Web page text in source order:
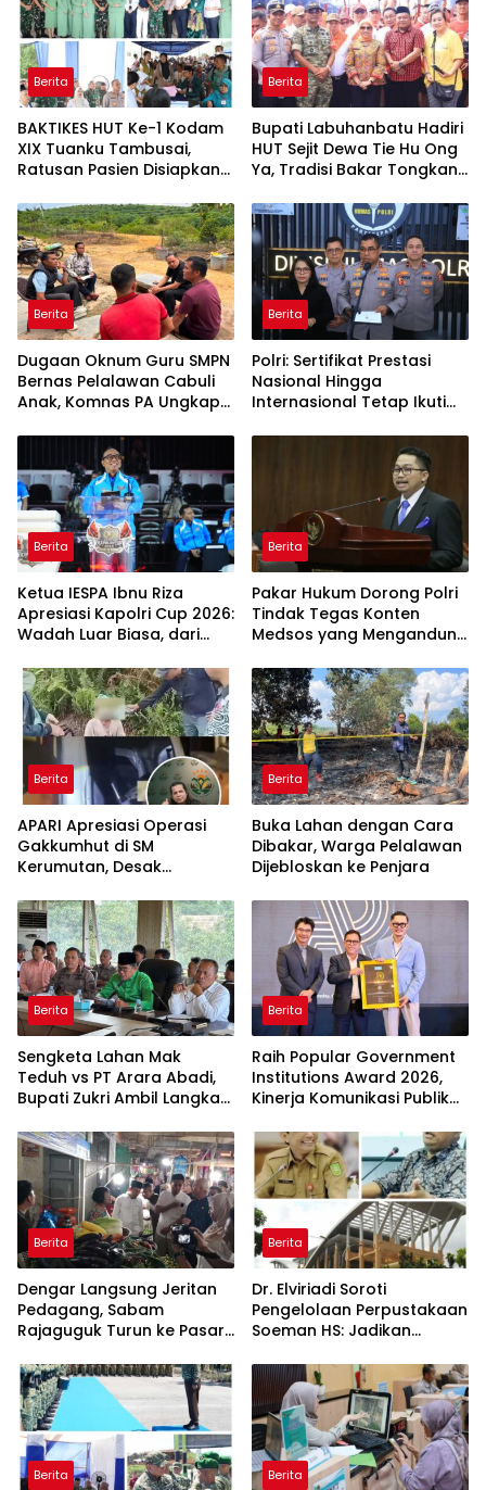
Berita
BAKTIKES HUT Ke-1 Kodam
XIX Tuanku Tambusai,
Ratusan Pasien Disiapkan
Berita
Bupati Labuhanbatu Hadiri
HUT Sejit Dewa Tie Hu Ong
Ya, Tradisi Bakar Tongkang
Berita
Dugaan Oknum Guru SMPN
Bernas Pelalawan Cabuli
Anak, Komnas PA Ungkap
Polres Sejak Juli
Berita
Polri: Sertifikat Prestasi
Nasional Hingga
Internasional Tetap Ikuti
Rekrutmen Polri
Berita
Ketua IESPA Ibnu Riza
Apresiasi Kapolri Cup 2026:
Wadah Luar Biasa, dari
Nasional
Berita
Pakar Hukum Dorong Polri
Tindak Tegas Konten
Medsos yang Mengandung
Berita
APARI Apresiasi Operasi
Gakkumhut di SM
Kerumutan, Desak
Jaringan Pembalak Liar
Berita
Buka Lahan dengan Cara
Dibakar, Warga Pelalawan
Dijebloskan ke Penjara
Berita
Sengketa Lahan Mak
Teduh vs PT Arara Abadi,
Bupati Zukri Ambil Langkah
Berita
Raih Popular Government
Institutions Award 2026,
Kinerja Komunikasi Publik
Kembali Diakui
Berita
Dengar Langsung Jeritan
Pedagang, Sabam
Rajaguguk Turun ke Pasar
Berita
Dr. Elviriadi Soroti
Pengelolaan Perpustakaan
Soeman HS: Jadikan
Kawah Candradimuka
Intelektual
Berita Berita